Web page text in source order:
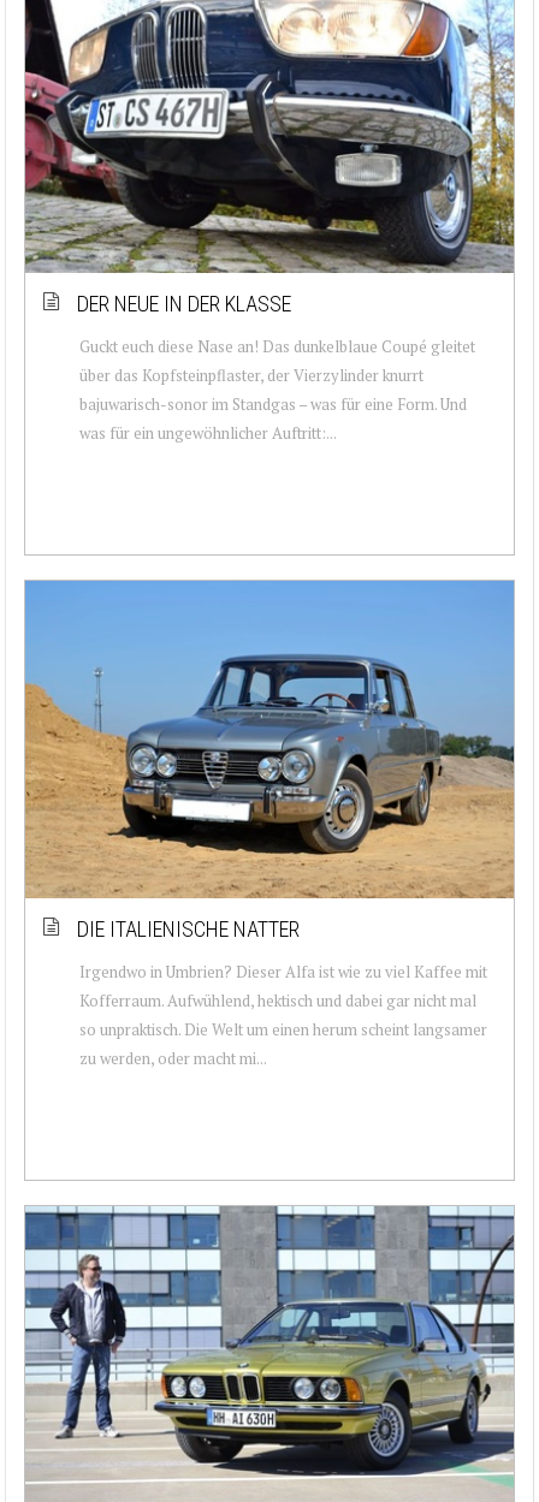
DER NEUE IN DER KLASSE
Guckt euch diese Nase an! Das dunkelblaue Coupé gleitet
über das Kopfsteinpflaster, der Vierzylinder knurrt
bajuwarisch-sonor im Standgas – was für eine Form. Und
was für ein ungewöhnlicher Auftritt:...
DIE ITALIENISCHE NATTER
Irgendwo in Umbrien? Dieser Alfa ist wie zu viel Kaffee mit
Kofferraum. Aufwühlend, hektisch und dabei gar nicht mal
so unpraktisch. Die Welt um einen herum scheint langsamer
zu werden, oder macht mi...